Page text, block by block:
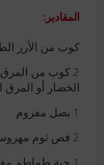
المقادير:
كوب من الأرز
2 كوب من
الخضار أو المرق
1 بصل مفروم
2 فص ثوم مهروس
1 حبة طماطم مفرومة